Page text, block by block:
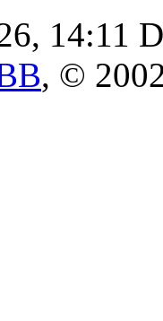
14:11
, ©